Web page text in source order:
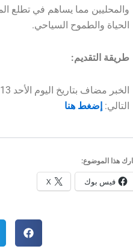
والمحليين مما يساهم في تطلع
الحياة والطموح السياحي.
طريقة التقديم:
التالي: إضغط هنا
هذا الموضوع:
فيس بوك X